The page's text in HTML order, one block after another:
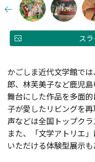
ス
かごしま近代文学館で
郎、林芙美子など鹿児
舞台にした作品を多面
子が愛したリビングを
声などは全国トップクラ
また、「文学アトリエ
いただける体験型展示も